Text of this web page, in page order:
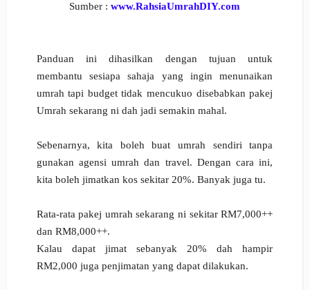
Sumber : www.RahsiaUmrahDIY.com
Panduan ini dihasilkan dengan tujuan untuk
membantu sesiapa sahaja yang ingin menunaikan
umrah tapi budget tidak mencukuo disebabkan pakej
Umrah sekarang ni dah jadi semakin mahal.
Sebenarnya, kita boleh buat umrah sendiri tanpa
gunakan agensi umrah dan travel. Dengan cara ini,
kita boleh jimatkan kos sekitar 20%. Banyak juga tu.
Rata-rata pakej umrah sekarang ni sekitar RM7,000++
dan RM8,000++.
Kalau dapat jimat sebanyak 20% dah hampir
RM2,000 juga penjimatan yang dapat dilakukan.